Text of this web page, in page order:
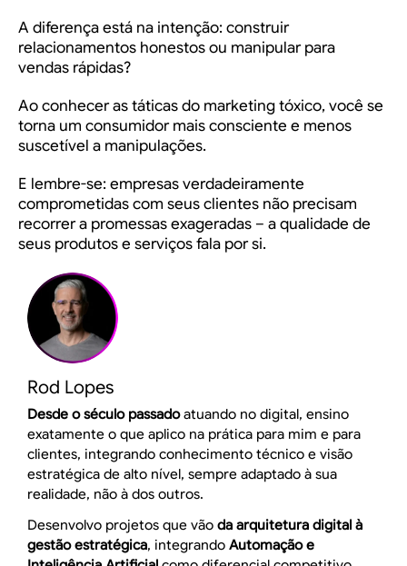
A diferença está na intenção: construir
relacionamentos honestos ou manipular para
vendas rápidas?
Ao conhecer as táticas do marketing tóxico, você se
torna um consumidor mais consciente e menos
suscetível a manipulações.
E lembre-se: empresas verdadeiramente
comprometidas com seus clientes não precisam
recorrer a promessas exageradas – a qualidade de
seus produtos e serviços fala por si.
Rod Lopes
Desde o século passadoatuando no digital, ensino
exatamente o que aplico na prática para mim e para
clientes, integrando conhecimento técnico e visão
estratégica de alto nível, sempre adaptado à sua
realidade, não à dos outros.
Desenvolvo projetos que vão da arquitetura digital à
gestão estratégica, integrando Automação e